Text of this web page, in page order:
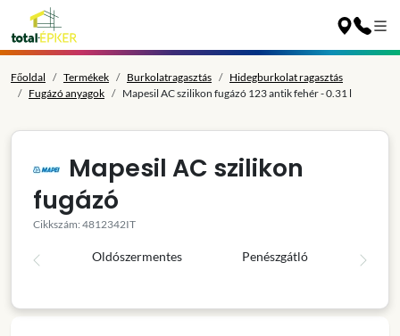
Főoldal Termékek Burkolatragasztás
Hidegburkolat ragasztás
Fugázó anyagok
Mapesil AC szilikon fugázó 123 antik fehér - 0.31 l
Mapesil AC szilikon
fugázó
Cikkszám: 4812342IT
Oldószermentes Penészgátló